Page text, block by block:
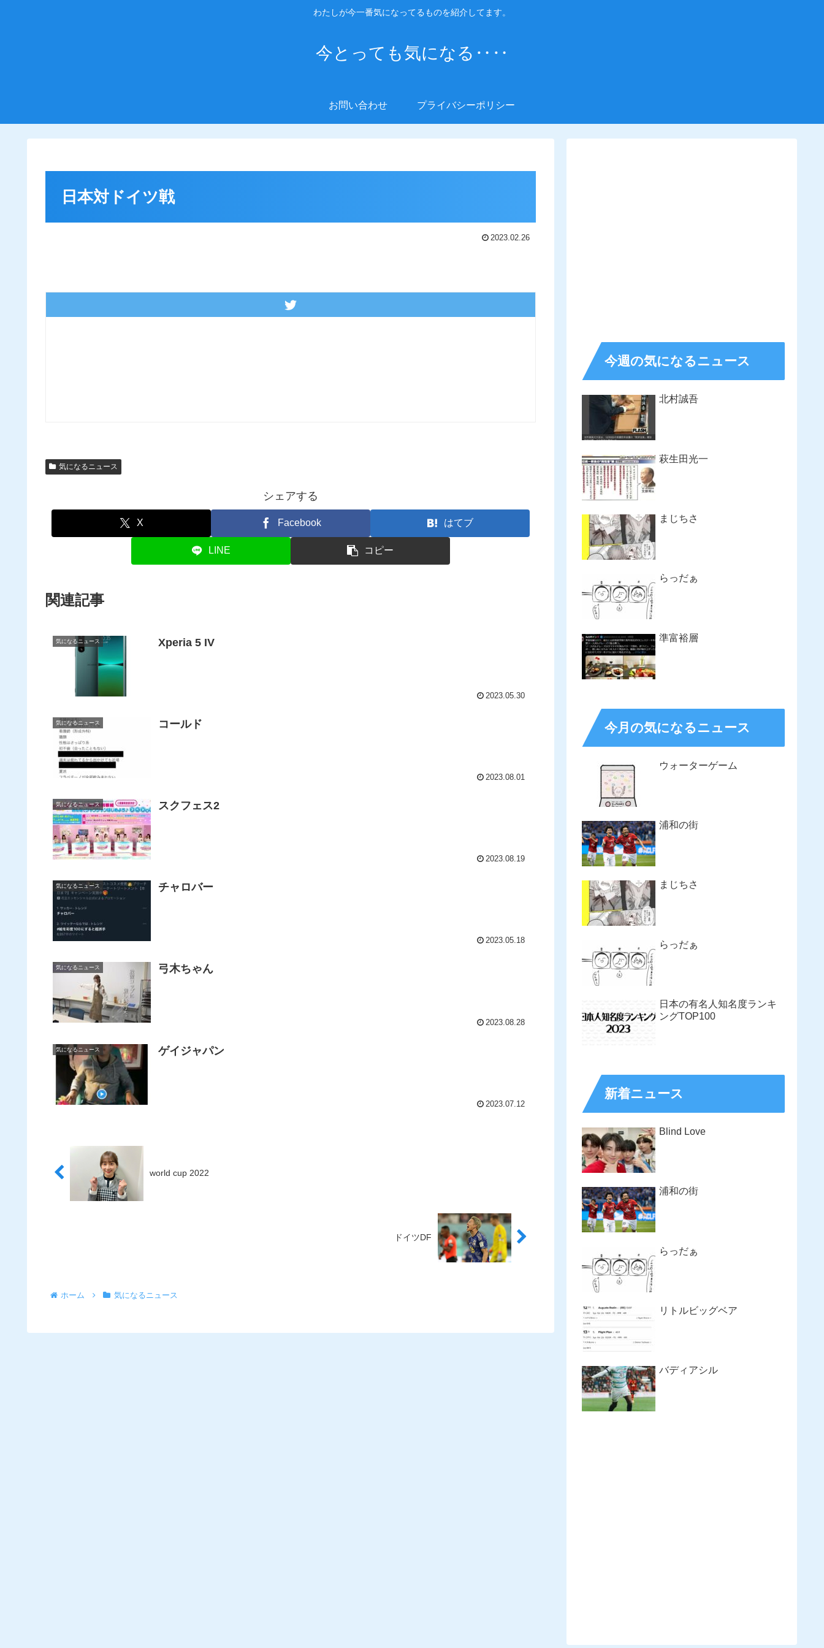
わたしが今一番気になってるものを紹介してます。
今とっても気になる‥‥
お問い合わせ プライバシーポリシー
日本対ドイツ戦
2023.02.26
気になるニュース
シェアする
X Facebook はてブ
LINE コピー
関連記事
気になるニュース Xperia 5 IV
2023.05.30
気になるニュース コールド
2023.08.01
気になるニュース スクフェス2
2023.08.19
気になるニュース チャロバー
2023.05.18
気になるニュース 弓木ちゃん
2023.08.28
気になるニュース ゲイジャパン
2023.07.12
world cup 2022
ドイツDF
ホーム 気になるニュース
今週の気になるニュース
北村誠吾
萩生田光一
まじちさ
らっだぁ
準富裕層
今月の気になるニュース
ウォーターゲーム
浦和の街
まじちさ
らっだぁ
日本の有名人知名度ランキ
ングTOP100
新着ニュース
Blind Love
浦和の街
らっだぁ
リトルビッグベア
バディアシル